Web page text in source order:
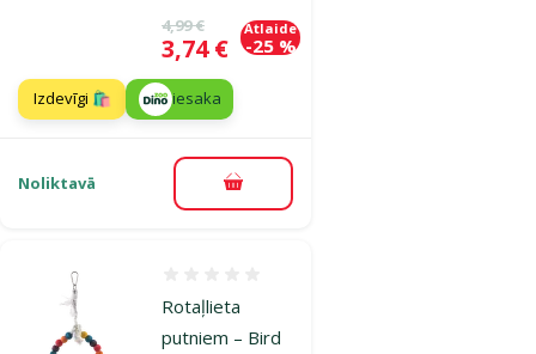
Oriģinālā cena
4,99 €
Cena
3,74 €
Atlaide
-25 %
Izdevīgi 🛍️ iesaka
Noliktavā Pievienot grozam
Rotaļlieta
putniem – Bird